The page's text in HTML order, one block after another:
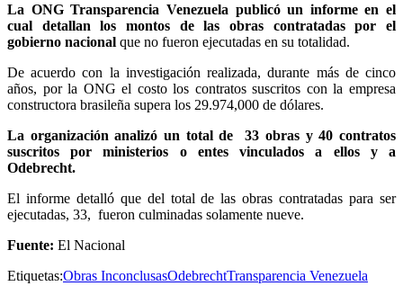
La ONG Transparencia Venezuela publicó un informe en el
cual detallan los montos de las obras contratadas por el
gobierno nacional que no fueron ejecutadas en su totalidad.
De acuerdo con la investigación realizada, durante más de cinco
años, por la ONG el costo los contratos suscritos con la empresa
constructora brasileña supera los 29.974,000 de dólares.
La organización analizó un total de 33 obras y 40 contratos
suscritos por ministerios o entes vinculados a ellos y a
Odebrecht.
El informe detalló que del total de las obras contratadas para ser
ejecutadas, 33, fueron culminadas solamente nueve.
Fuente: El Nacional
Etiquetas:Obras InconclusasOdebrechtTransparencia Venezuela